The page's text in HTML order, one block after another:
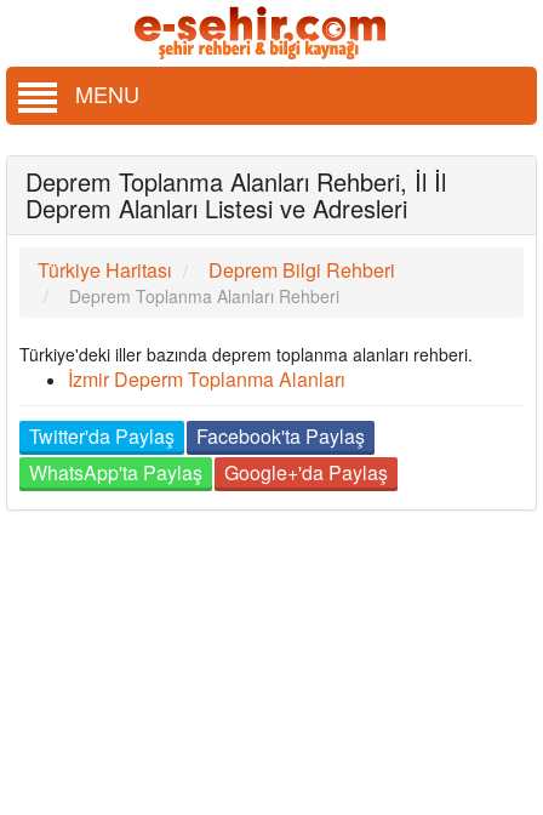
MENU
Deprem Toplanma Alanları Rehberi, İl İl
Deprem Alanları Listesi ve Adresleri
Türkiye Haritası Deprem Bilgi Rehberi
Deprem Toplanma Alanları Rehberi
Türkiye'deki iller bazında deprem toplanma alanları rehberi.
İzmir Deperm Toplanma Alanları
Twitter'da Paylaş
Facebook'ta Paylaş
WhatsApp'ta Paylaş
Google+'da Paylaş